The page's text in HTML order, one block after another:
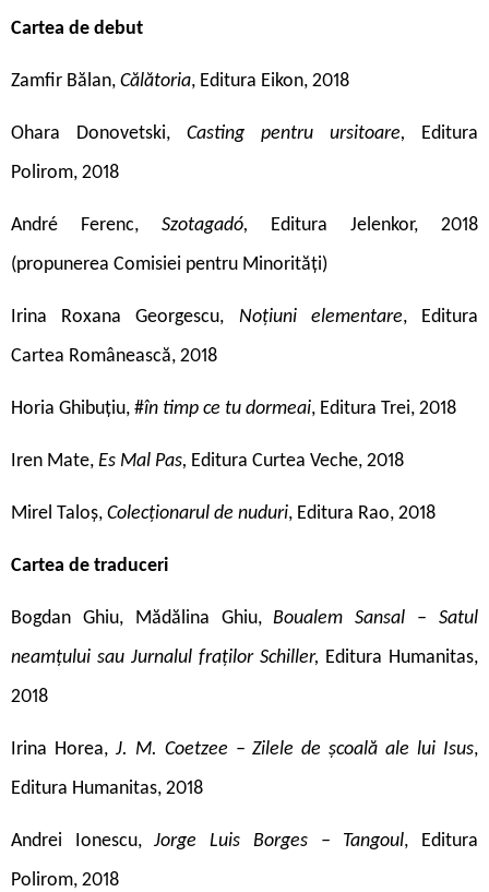
Cartea de debut
Zamfir Bălan, Călătoria, Editura Eikon, 2018
Ohara Donovetski, Casting pentru ursitoare, Editura
Polirom, 2018
André Ferenc, Szotagadó,
Editura Jelenkor, 2018
(propunerea Comisiei pentru Minorități)
Irina Roxana Georgescu, Noțiuni elementare, Editura
Cartea Românească, 2018
Horia Ghibuțiu, #în timp ce tu dormeai, Editura Trei, 2018
Iren Mate, Es Mal Pas, Editura Curtea Veche, 2018
Mirel Taloș, Colecționarul de nuduri, Editura Rao, 2018
Cartea de traduceri
Bogdan Ghiu, Mădălina Ghiu,Boualem Sansal – Satul
neamțului sau Jurnalul fraților Schiller, Editura Humanitas,
2018
Irina Horea,J. M. Coetzee – Zilele de școală ale lui Isus,
Editura Humanitas, 2018
Andrei Ionescu,Jorge Luis Borges – Tangoul, Editura
Polirom, 2018